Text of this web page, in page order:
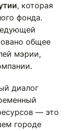
, которая
фонда.
общее
мэрии,
диалог
— это
городе